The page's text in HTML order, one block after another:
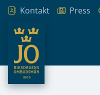
Hoppa till innehåll
Kontakt Press
JO – Riksdagens